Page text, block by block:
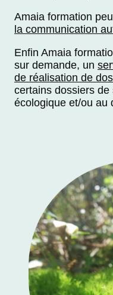
Amaia formation
la communication
Enfin Amaia
sur demande, un
de réalisation de
certains dossiers
écologique et/ou au